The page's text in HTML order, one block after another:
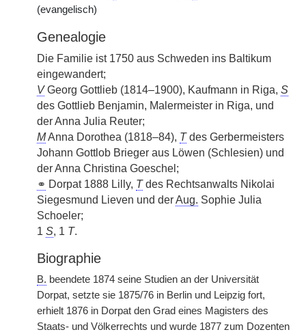
(evangelisch)
Genealogie
Die Familie ist 1750 aus Schweden ins Baltikum
eingewandert;
VGeorg Gottlieb (1814–1900), Kaufmann in Riga, S
des Gottlieb Benjamin, Malermeister in Riga, und
der Anna Julia Reuter;
MAnna Dorothea (1818–84), Tdes Gerbermeisters
Johann Gottlob Brieger aus Löwen (Schlesien) und
der Anna Christina Goeschel;
⚭ Dorpat 1888 Lilly, Tdes Rechtsanwalts Nikolai
Siegesmund Lieven und derAug. Sophie Julia
Schoeler;
1 S, 1 T.
Biographie
B. beendete 1874 seine Studien an der Universität
Dorpat, setzte sie 1875/76 in Berlin und Leipzig fort,
erhielt 1876 in Dorpat den Grad eines Magisters des
Staats- und Völkerrechts und wurde 1877 zum Dozenten